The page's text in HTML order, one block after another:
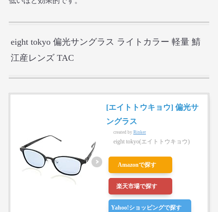
eight tokyo 偏光サングラス ライトカラー 軽量 鯖
江産レンズ TAC
[エイトトウキョウ] 偏光サ
ングラス
created by Rinker
eight tokyo(エイトトウキョウ)
Amazonで探す
楽天市場で探す
Yahoo!ショッピングで探す